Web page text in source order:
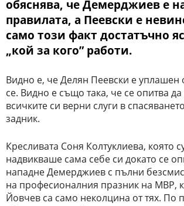
обяснява, че Демерджиев е
правилата, а Пеевски е
само този факт достатъчно
„кой за кого” работи.
Видно е, че Делян Пеевски е уплашен
се. Видно е също така, че се опитва
всичките си верни слуги в
задник.
Кресливата Соня Колтуклиева, която
надвикваше сама себе си докато се
нападне Демерджиев с пълни
на професионалния празник на МВР,
Йовчев са само неколцина от тях. По